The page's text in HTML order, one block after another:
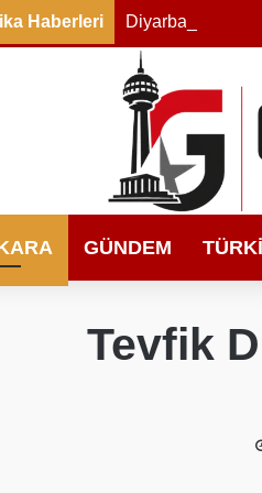
Haberleri Diyarbakır’ın
GÜNDEM
Tevfik